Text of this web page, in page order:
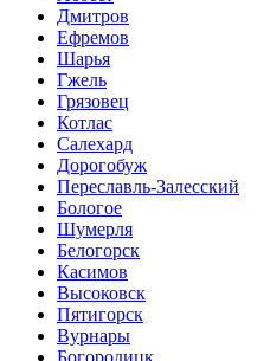
Дмитров
Ефремов
Шарья
Гжель
Грязовец
Котлас
Салехард
Дорогобуж
Переславль-Залесский
Бологое
Шумерля
Белогорск
Касимов
Высоковск
Пятигорск
Вурнары